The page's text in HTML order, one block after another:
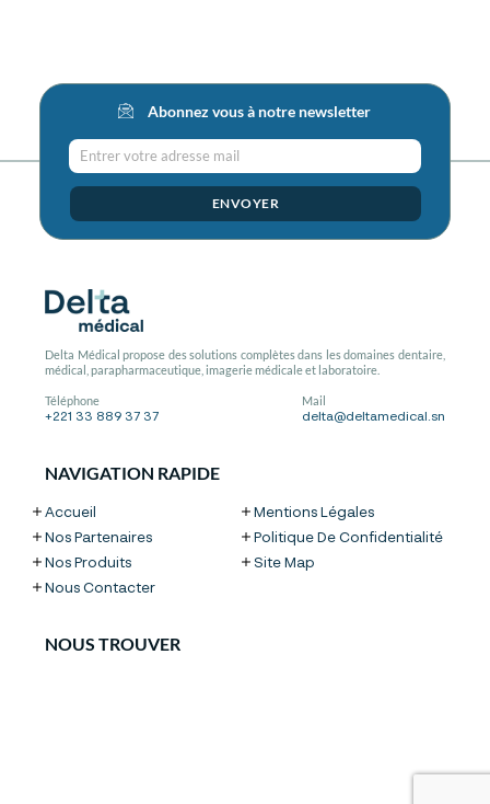
Abonnez vous à notre newsletter
Entrer votre adresse mail
ENVOYER
Delta Médical propose des solutions complètes dans les domaines dentaire,
médical, parapharmaceutique, imagerie médicale et laboratoire.
Téléphone
+221 33 889 37 37
Mail
delta@deltamedical.sn
NAVIGATION RAPIDE
Accueil
Nos Partenaires
Nos Produits
Nous Contacter
Mentions Légales
Politique De Confidentialité
Site Map
NOUS TROUVER